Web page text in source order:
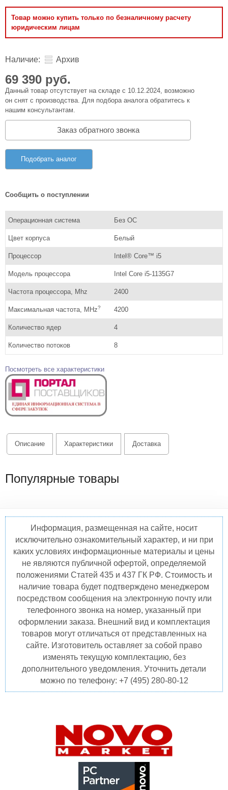
Товар можно купить только по безналичному расчету
юридическим лицам
Наличие: Архив
69 390 руб.
Данный товар отсутствует на складе с 10.12.2024, возможно
он снят с производства. Для подбора аналога обратитесь к
нашим консультантам.
Заказ обратного звонка
Подобрать аналог
Сообщить о поступлении
Операционная система Без ОС
Цвет корпуса Белый
Процессор Intel® Core™ i5
Модель процессора Intel Core i5-1135G7
Частота процессора, Mhz 2400
Максимальная частота, MHz? 4200
Количество ядер 4
Количество потоков 8
Посмотреть все характеристики
Описание Характеристики Доставка
Популярные товары
Информация, размещенная на сайте, носит
исключительно ознакомительный характер, и ни при
каких условиях информационные материалы и цены
не являются публичной офертой, определяемой
положениями Статей 435 и 437 ГК РФ. Стоимость и
наличие товара будет подтверждено менеджером
посредством сообщения на электронную почту или
телефонного звонка на номер, указанный при
оформлении заказа. Внешний вид и комплектация
товаров могут отличаться от представленных на
сайте. Изготовитель оставляет за собой право
изменять текущую комплектацию, без
дополнительного уведомления. Уточнить детали
можно по телефону: +7 (495) 280-80-12